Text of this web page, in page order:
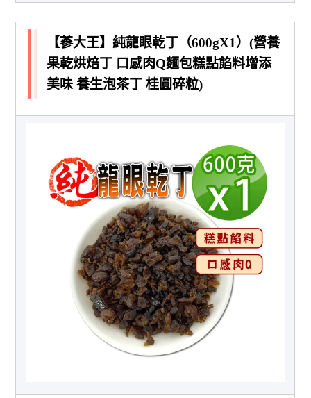
【蔘大王】純龍眼乾丁（600gX1）(營養
果乾烘焙丁 口感肉Q麵包糕點餡料增添
美味 養生泡茶丁 桂圓碎粒)